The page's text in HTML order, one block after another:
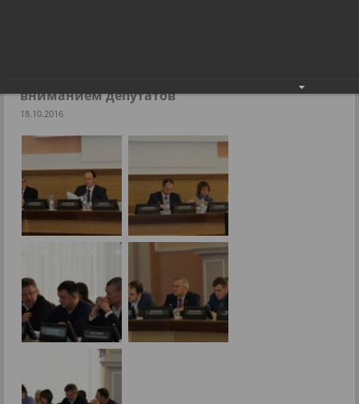
вниманием депутатов
18.10.2016